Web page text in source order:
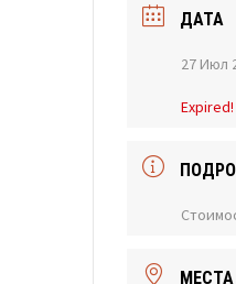
ДАТА
27 Июл
Expired!
МЕСТА